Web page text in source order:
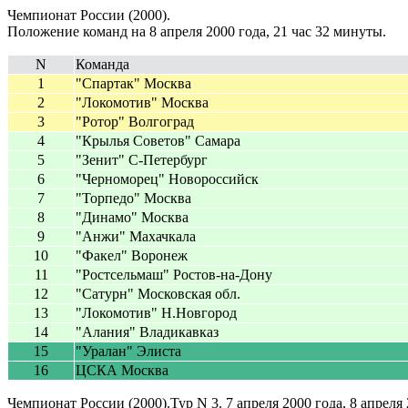
Чемпионат России (2000).
Положение команд на 8 апреля 2000 года, 21 час 32 минуты.
N Команда
1
"Спартак" Москва
2
"Локомотив" Москва
3
"Ротор" Волгоград
4
"Крылья Советов" Самара
5
"Зенит" С-Петербург
6
"Черноморец" Новороссийск
7
"Торпедо" Москва
8
"Динамо" Москва
9
"Анжи" Махачкала
10
"Факел" Воронеж
11
"Ростсельмаш" Ростов-на-Дону
12
"Сатурн" Московская обл.
13
"Локомотив" Н.Новгород
14
"Алания" Владикавказ
15
"Уралан" Элиста
16
ЦСКА Москва
Чемпионат России (2000).Тур N 3. 7 апреля 2000 года, 8 апреля